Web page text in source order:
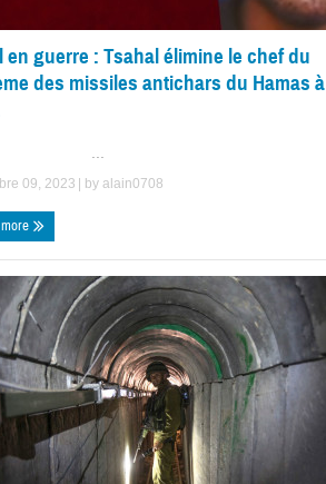
en guerre : Tsahal élimine le chef du
des missiles antichars du Hamas à
09, 2023 | by alain0708